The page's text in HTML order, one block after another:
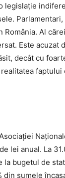
legislaţie
România. Al
Este acuzat
decât cu
lei anual. La
la bugetul de
sumele